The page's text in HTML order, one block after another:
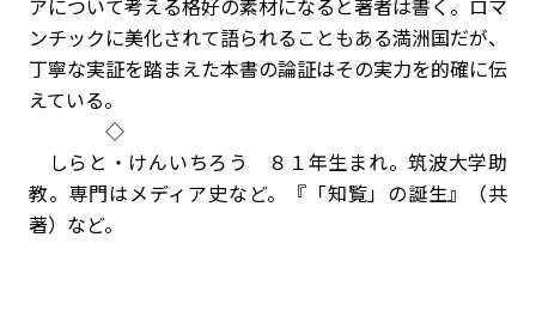
アについて考える格好の素材になると著者は書く。ロマ
ンチックに美化されて語られることもある満洲国だが、
丁寧な実証を踏まえた本書の論証はその実力を的確に伝
えている。
◇
しらと・けんいちろう ８１年生まれ。筑波大学助
教。専門はメディア史など。『「知覧」の誕生』（共
著）など。